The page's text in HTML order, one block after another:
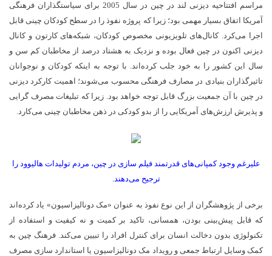
مراسم افتتاحیه دیزنی لند در چین در سال 2005 برای سیاست­گذاران فرهنگی
آمریکا اتفاق بسیار مهمی بود؛ زیرا که پروژه نفوذ را در سطح کودکان چینی قابل
اجرا می­‌کرد. کانال­‌های تلویزیونی مخصوص کودکان، شبکه­‌های کارتون و کانال
دیزنی اکنون در چین فعال بوده و نزدیک به هشتاد درصد از مخاطبان کم سن و
سال این کشور را به خود جلب کرده­‌اند. با توجه به اینکه کودکان و نوجوانان
تاثیرگذاران بنیادی در مصارف فرهنگی محسوب می‌شوند؛ اهمیت کارکرد دیزنی
در چین با آن جمعیت بزرگ قابل توجه خواهد بود. زیرا که تبلیغات مصرف گرایی
و پذیرش ارزش­‌های آمریکایی را از بدو کودکی در ذهن مخاطبان چینی می­‌کارد.
علی­رغم وجود کمپانی­‌های قدرتمند فیلم سازی در چین، مردم تولیدات هالیوود را
ترجیح می­‌دهند.
برخی از پژوهشگران از این نوع نفوذ به عنوان «مک دونالیزاسیون» یاد کرده­‌اند
که قابل پیش­‌بینی بودن، همسانی، تاکید بر کمیت و نه کیفیت و استفاده از
تکنولوژی بدون دخالت انسان برای کنترل افراد را تبیین می­‌کند. فرهنگ چین به
کمک وسایل ارتباط جمعی و رویداد مک دونالیزاسیون یا استاندارد سازی مصرف